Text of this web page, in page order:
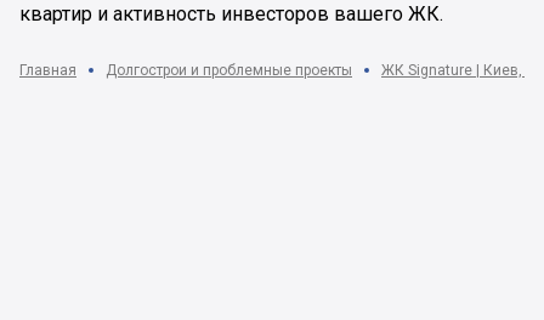
квартир и активность инвесторов вашего ЖК.
Главная Долгострои и проблемные проекты ЖК Signature | Киев,